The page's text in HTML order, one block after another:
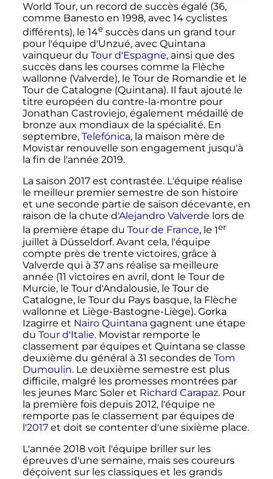
World Tour, un record de succès égalé (36,
comme Banesto en 1998, avec 14 cyclistes
différents), le 14esuccès dans un grand tour
pour l'équipe d'Unzué, avec Quintana
vainqueur du Tour d'Espagne, ainsi que des
succès dans les courses comme la Flèche
wallonne (Valverde), le Tour de Romandie et le
Tour de Catalogne (Quintana). Il faut ajouté le
titre européen du contre-la-montre pour
Jonathan Castroviejo, également médaillé de
bronze aux mondiaux de la spécialité. En
septembre, Telefónica, la maison mère de
Movistar renouvelle son engagement jusqu'à
la fin de l'année 2019.
La saison 2017 est contrastée. L'équipe réalise
le meilleur premier semestre de son histoire
et une seconde partie de saison décevante, en
raison de la chute d'Alejandro Valverde lors de
la première étape du Tour de France, le 1er
juillet à Düsseldorf. Avant cela, l'équipe
compte près de trente victoires, grâce à
Valverde qui à 37 ansréalise sa meilleure
année (11 victoires en avril, dont le Tour de
Murcie, le Tour d'Andalousie, le Tour de
Catalogne, le Tour du Pays basque, la Flèche
wallonne et Liège-Bastogne-Liège). Gorka
Izagirre et Nairo Quintana gagnent une étape
du Tour d'Italie. Movistar remporte le
classement par équipes et Quintana se classe
deuxième du général à 31 secondesde Tom
Dumoulin. Le deuxième semestre est plus
difficile, malgré les promesses montrées par
les jeunes Marc Soler et Richard Carapaz. Pour
la première fois depuis 2012, l'équipe ne
remporte pas le classement par équipes de
l'2017et doit se contenter d'une sixième place.
L'année 2018 voit l'équipe briller sur les
épreuves d'une semaine, mais ses coureurs
déçoivent sur les classiques et les grands